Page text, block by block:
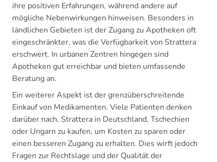
ihre positiven Erfahrungen, während andere auf
mögliche Nebenwirkungen hinweisen. Besonders in
ländlichen Gebieten ist der Zugang zu Apotheken oft
eingeschränkter, was die Verfügbarkeit von Strattera
erschwert. In urbanen Zentren hingegen sind
Apotheken gut erreichbar und bieten umfassende
Beratung an.
Ein weiterer Aspekt ist der grenzüberschreitende
Einkauf von Medikamenten. Viele Patienten denken
darüber nach, Strattera in Deutschland, Tschechien
oder Ungarn zu kaufen, um Kosten zu sparen oder
einen besseren Zugang zu erhalten. Dies wirft jedoch
Fragen zur Rechtslage und der Qualität der